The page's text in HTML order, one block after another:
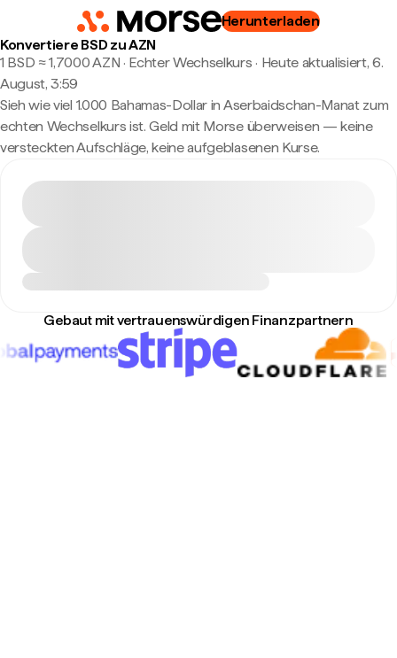
Herunterladen
Konvertiere BSD zu AZN
1 BSD ≈ 1,7000 AZN · Echter Wechselkurs · Heute aktualisiert, 6.
August, 3:59
Sieh wie viel 1.000 Bahamas-Dollar in Aserbaidschan-Manat zum
echten Wechselkurs ist. Geld mit Morse überweisen — keine
versteckten Aufschläge, keine aufgeblasenen Kurse.
Gebaut mit vertrauenswürdigen Finanzpartnern